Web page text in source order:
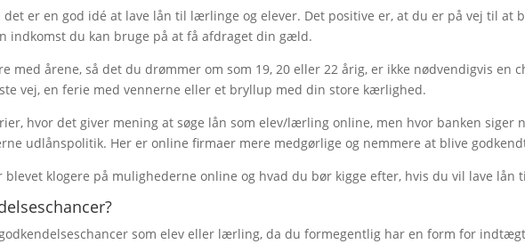
er en god idé at lave lån til lærlinge og elever. Det positive er, at du er på vej til
indkomst du kan bruge på at få afdraget din gæld.
med årene, så det du drømmer om som 19, 20 eller 22 årig, er ikke nødvendigvis en
vej, en ferie med vennerne eller et bryllup med din store kærlighed.
hvor det giver mening at søge lån som elev/lærling online, men hvor banken siger
udlånspolitik. Her er online firmaer mere medgørlige og nemmere at blive
blevet klogere på mulighederne online og hvad du bør kigge efter, hvis du vil lave lån
som elev eller lærling, da du formegentlig har en form for